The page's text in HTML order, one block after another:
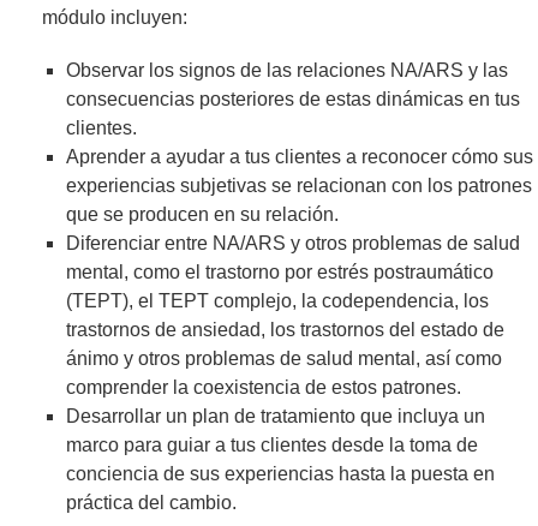
módulo incluyen:
Observar los signos de las relaciones NA/ARS y las
consecuencias posteriores de estas dinámicas en tus
clientes.
Aprender a ayudar a tus clientes a reconocer cómo sus
experiencias subjetivas se relacionan con los patrones
que se producen en su relación.
Diferenciar entre NA/ARS y otros problemas de salud
mental, como el trastorno por estrés postraumático
(TEPT), el TEPT complejo, la codependencia, los
trastornos de ansiedad, los trastornos del estado de
ánimo y otros problemas de salud mental, así como
comprender la coexistencia de estos patrones.
Desarrollar un plan de tratamiento que incluya un
marco para guiar a tus clientes desde la toma de
conciencia de sus experiencias hasta la puesta en
práctica del cambio.